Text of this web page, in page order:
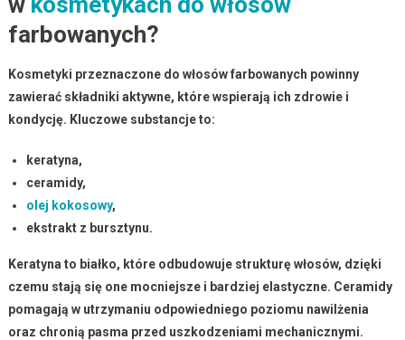
farbowanych?
Kosmetyki przeznaczone do włosów farbowanych powinny
zawierać składniki aktywne, które wspierają ich zdrowie i
kondycję. Kluczowe substancje to:
keratyna,
ceramidy,
olej kokosowy,
ekstrakt z bursztynu.
Keratyna to białko, które odbudowuje strukturę włosów, dzięki
czemu stają się one mocniejsze i bardziej elastyczne. Ceramidy
pomagają w utrzymaniu odpowiedniego poziomu nawilżenia
oraz chronią pasma przed uszkodzeniami mechanicznymi.